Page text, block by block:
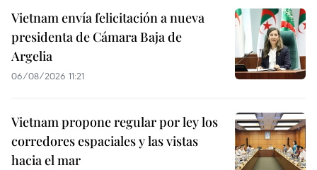
Vietnam envía felicitación a nueva
presidenta de Cámara Baja de
Argelia
06/08/2026 11:21
Vietnam propone regular por ley los
corredores espaciales y las vistas
hacia el mar